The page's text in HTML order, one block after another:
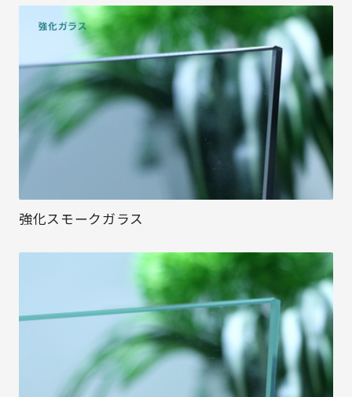
強化スモークガラス